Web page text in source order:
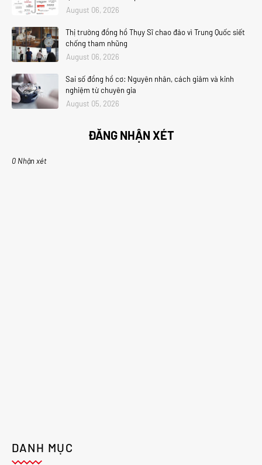
August 06, 2026
Thị trường đồng hồ Thụy Sĩ chao đảo vì Trung Quốc siết
chống tham nhũng
August 06, 2026
Sai số đồng hồ cơ: Nguyên nhân, cách giảm và kinh
nghiệm từ chuyên gia
August 05, 2026
ĐĂNG NHẬN XÉT
0 Nhận xét
DANH MỤC